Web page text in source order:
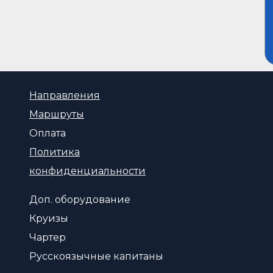
Направления
Маршруты
Оплата
Политика
конфиденциальности
Доп. оборудование
Круизы
Чартер
Русскоязычные капитаны